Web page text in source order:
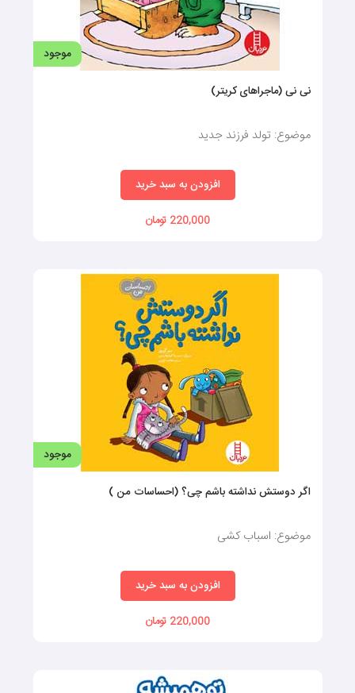
موجود
نی نی (ماجراهای کریتر)
موضوع: تولد فرزند جدید
افزودن به سبد خرید
220,000 تومان
موجود
اگر دوستش نداشته باشم چی؟ (احساسات من )
موضوع: اسباب کشی
افزودن به سبد خرید
220,000 تومان